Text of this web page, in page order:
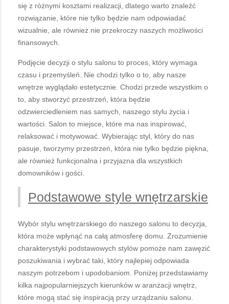
się z różnymi kosztami realizacji, dlatego warto znaleźć
rozwiązanie, które nie tylko będzie nam odpowiadać
wizualnie, ale również nie przekroczy naszych możliwości
finansowych.
Podjęcie decyzji o stylu salonu to proces, który wymaga
czasu i przemyśleń. Nie chodzi tylko o to, aby nasze
wnętrze wyglądało estetycznie. Chodzi przede wszystkim o
to, aby stworzyć przestrzeń, która będzie
odzwierciedleniem nas samych, naszego stylu życia i
wartości. Salon to miejsce, które ma nas inspirować,
relaksować i motywować. Wybierając styl, który do nas
pasuje, tworzymy przestrzeń, która nie tylko będzie piękna,
ale również funkcjonalna i przyjazna dla wszystkich
domowników i gości.
Podstawowe style wnętrzarskie
Wybór stylu wnętrzarskiego do naszego salonu to decyzja,
która może wpłynąć na całą atmosferę domu. Zrozumienie
charakterystyki podstawowych stylów pomoże nam zawęzić
poszukiwania i wybrać taki, który najlepiej odpowiada
naszym potrzebom i upodobaniom. Poniżej przedstawiamy
kilka najpopularniejszych kierunków w aranżacji wnętrz,
które mogą stać się inspiracją przy urządzaniu salonu.